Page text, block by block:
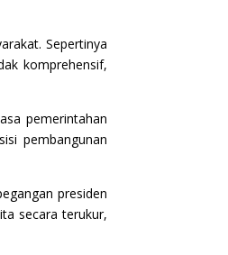
Sepertinya
komprehensif,
pemerintahan
pembangunan
presiden
secara terukur,